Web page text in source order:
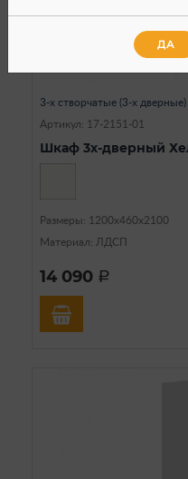
3-х створчатые (3-х дверные)
Артикул: 17-2151-01
Шкаф 3х-дверный
Размеры: 1200х460х2100
Материал: ЛДСП
14 090 a
ДА